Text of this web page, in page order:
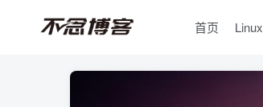
首页 Linux